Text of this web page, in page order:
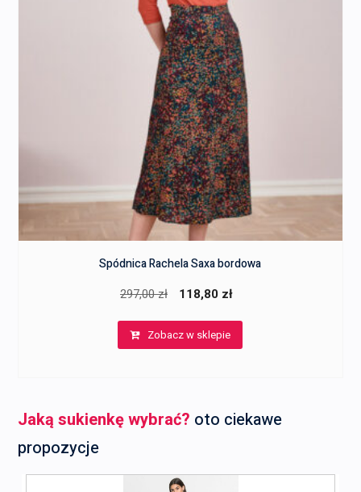
Spódnica Rachela Saxa bordowa
297,00zł
Pierwotna
wynosiła:
118,80 zł
Zobacz w sklepie
Jaką sukienkę wybrać? oto ciekawe
propozycje